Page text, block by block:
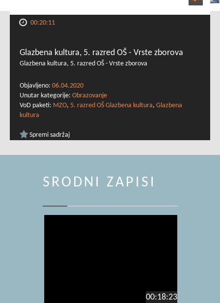
00:20:11
Glazbena kultura, 5. razred OŠ - Vrste zborova
Glazbena kultura, 5. razred OŠ - Vrste zborova
Objavljeno: 06.04.2020
Unutar kategorije: Obrazovanje
VoD paketi: MZO, 5. razred OŠ Glazbena kultura, Glazbena
kultura
Spremi sadržaj
SRODNI ZAPISI
00:18:23